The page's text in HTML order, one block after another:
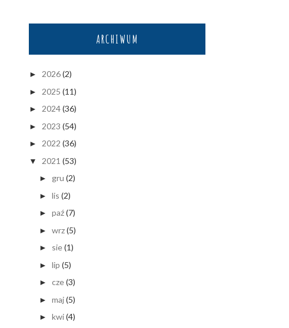
ARCHIWUM
► 2026(2)
► 2025 (11)
► 2024(36)
► 2023 (54)
► 2022 (36)
▼ 2021 (53)
► gru (2)
► lis (2)
► paź(7)
► wrz(5)
► sie(1)
► lip (5)
► cze(3)
► maj(5)
► kwi(4)